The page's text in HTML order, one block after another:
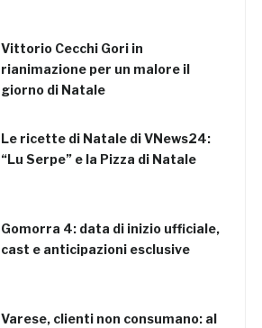
Vittorio Cecchi Gori in
rianimazione per un malore il
giorno di Natale
Le ricette di Natale di VNews24:
“Lu Serpe” e la Pizza di Natale
Gomorra 4: data di inizio ufficiale,
cast e anticipazioni esclusive
Varese, clienti non consumano: al